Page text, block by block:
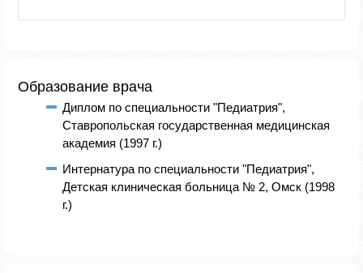
Образование врача
Диплом по специальности "Педиатрия",
Ставропольская государственная медицинская
академия (1997 г.)
Интернатура по специальности "Педиатрия",
Детская клиническая больница № 2, Омск (1998
г.)